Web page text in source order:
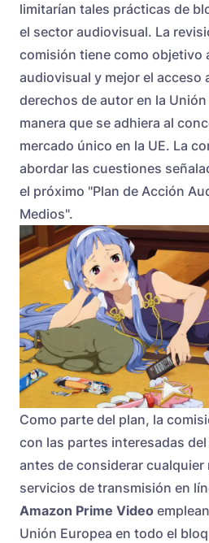
limitarían tales prácticas de
el sector audiovisual. La
comisión tiene como objetivo
audiovisual y mejor el acceso
derechos de autor en la
manera que se adhiera al
mercado único en la UE. La
abordar las cuestiones
el próximo "Plan de Acción
Medios".
Como parte del plan, la
con las partes interesadas
antes de considerar cualquier
servicios de transmisión en
Amazon Prime Video
Unión Europea en todo el